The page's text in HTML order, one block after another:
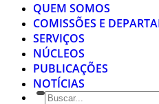
QUEM SOMOS
COMISSÕES E
SERVIÇOS
NÚCLEOS
PUBLICAÇÕES
NOTÍCIAS